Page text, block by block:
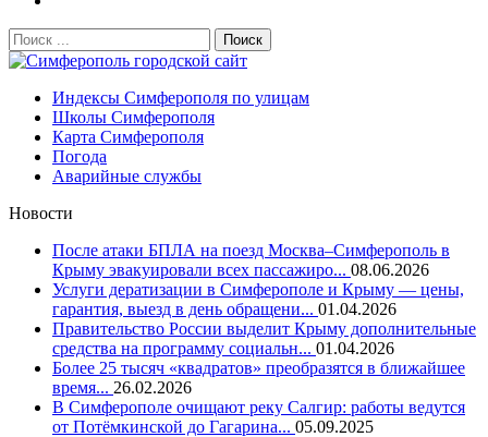
Поиск:
Симферополь городской сайт
Индексы Симферополя по улицам
Школы Симферополя
Карта Симферополя
Погода
Аварийные службы
Новости
После атаки БПЛА на поезд Москва–Симферополь в
Крыму эвакуировали всех пассажиро... 08.06.2026
Услуги дератизации в Симферополе и Крыму — цены,
гарантия, выезд в день обращени... 01.04.2026
Правительство России выделит Крыму дополнительные
средства на программу социальн... 01.04.2026
Более 25 тысяч «квадратов» преобразятся в ближайшее
время... 26.02.2026
В Симферополе очищают реку Салгир: работы ведутся
от Потёмкинской до Гагарина... 05.09.2025